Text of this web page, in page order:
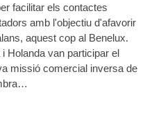
facilitar els contactes
amb l'objectiu d'afavorir
aquest cop al Benelux.
Holanda van participar el
missió comercial inversa de